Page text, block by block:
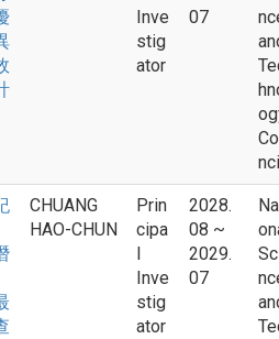
Inve
stig
ator
07
CHUANG
HAO-CHUN
Prin
cipa
Inve
stig
ator
2028.
08 ~
2029.
07